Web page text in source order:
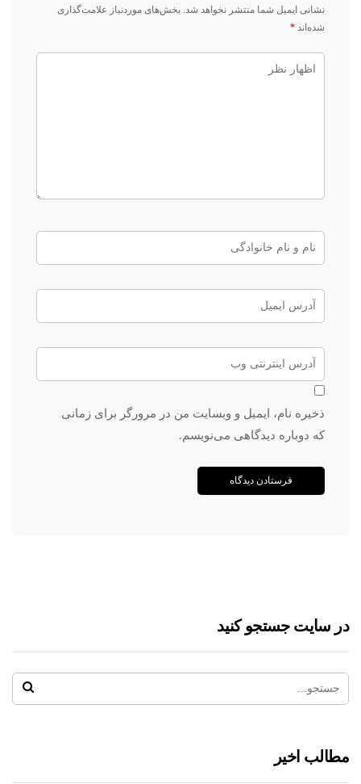
نشانی ایمیل شما منتشر نخواهد شد. بخش‌های موردنیاز علامت‌گذاری
شده‌اند *
ذخیره نام، ایمیل و وبسایت من در مرورگر برای زمانی
که دوباره دیدگاهی می‌نویسم.
در سایت جستجو کنید
مطالب اخیر